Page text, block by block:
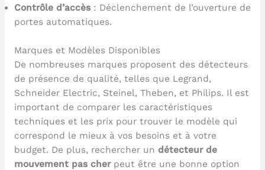
Contrôle d’accès: Déclenchement de l’ouverture de
portes automatiques.
Marques et Modèles Disponibles
De nombreuses marques proposent des détecteurs
de présence de qualité, telles que Legrand,
Schneider Electric, Steinel, Theben, et Philips. Il est
important de comparer les caractéristiques
techniques et les prix pour trouver le modèle qui
correspond le mieux à vos besoins et à votre
budget. De plus, rechercher un détecteur de
mouvement pas cherpeut être une bonne option